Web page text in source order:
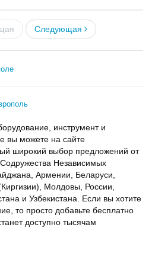
Следующая
инструмент и
вы можете на сайте
широкий выбор предложений от
Независимых
Армении, Беларуси,
Молдовы, России,
и Узбекистана. Если вы хотите
то просто добавьте бесплатно
доступно тысячам